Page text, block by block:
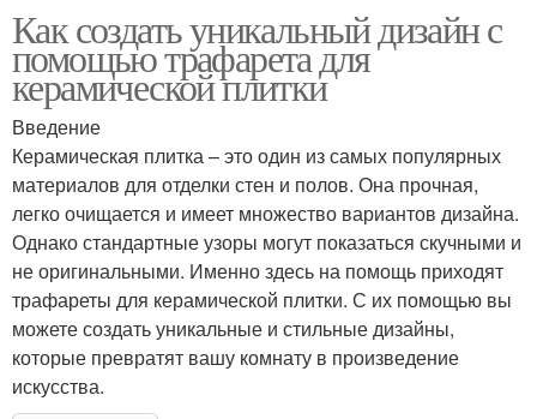
Как создать уникальный дизайн с
помощью трафарета для
керамической плитки
Введение
Керамическая плитка – это один из самых популярных
материалов для отделки стен и полов. Она прочная,
легко очищается и имеет множество вариантов дизайна.
Однако стандартные узоры могут показаться скучными и
не оригинальными. Именно здесь на помощь приходят
трафареты для керамической плитки. С их помощью вы
можете создать уникальные и стильные дизайны,
которые превратят вашу комнату в произведение
искусства.